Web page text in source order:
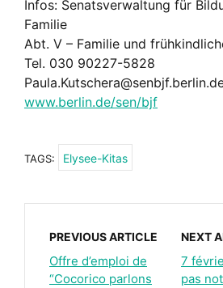
Infos: Senatsverwaltung für
Familie
Abt. V – Familie und
Tel. 030 90227-5828
www.berlin.de/sen/bjf
TAGS: Elysee-Kitas
PREVIOUS ARTICLE
Offre d’emploi de
“Cocorico parlons
NEXT
7
pas